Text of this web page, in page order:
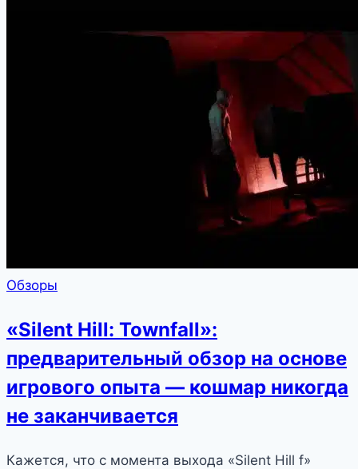
Обзоры
«Silent Hill: Townfall»:
предварительный обзор на основе
игрового опыта — кошмар никогда
не заканчивается
Кажется, что с момента выхода «Silent Hill f»